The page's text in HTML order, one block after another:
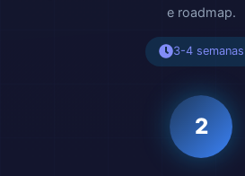
e roadmap.
3-4 semanas
2